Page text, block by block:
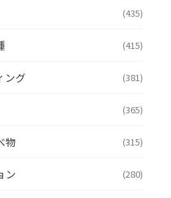
(435)
(415)
ング (381)
(365)
物 (315)
ン (280)